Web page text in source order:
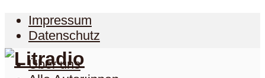
Impressum
Datenschutz
Über uns